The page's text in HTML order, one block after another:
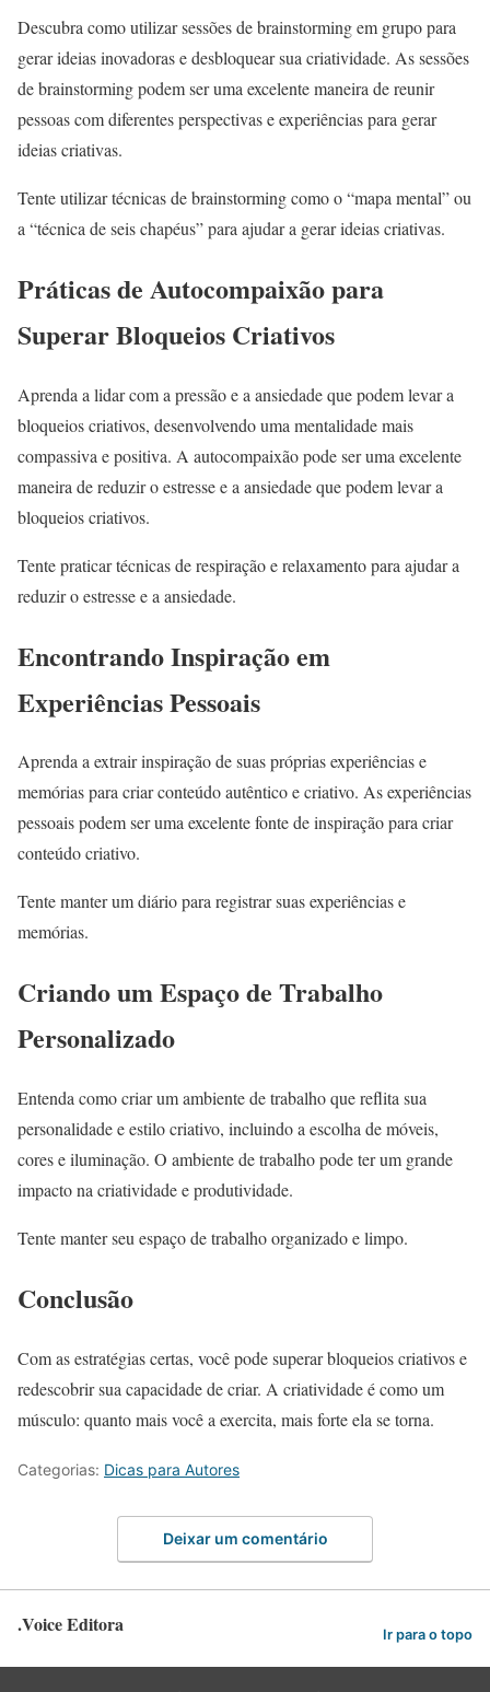
Descubra como utilizar sessões de brainstorming em grupo para
gerar ideias inovadoras e desbloquear sua criatividade. As sessões
de brainstorming podem ser uma excelente maneira de reunir
pessoas com diferentes perspectivas e experiências para gerar
ideias criativas.
Tente utilizar técnicas de brainstorming como o “mapa mental” ou
a “técnica de seis chapéus” para ajudar a gerar ideias criativas.
Práticas de Autocompaixão para
Superar Bloqueios Criativos
Aprenda a lidar com a pressão e a ansiedade que podem levar a
bloqueios criativos, desenvolvendo uma mentalidade mais
compassiva e positiva. A autocompaixão pode ser uma excelente
maneira de reduzir o estresse e a ansiedade que podem levar a
bloqueios criativos.
Tente praticar técnicas de respiração e relaxamento para ajudar a
reduzir o estresse e a ansiedade.
Encontrando Inspiração em
Experiências Pessoais
Aprenda a extrair inspiração de suas próprias experiências e
memórias para criar conteúdo autêntico e criativo. As experiências
pessoais podem ser uma excelente fonte de inspiração para criar
conteúdo criativo.
Tente manter um diário para registrar suas experiências e
memórias.
Criando um Espaço de Trabalho
Personalizado
Entenda como criar um ambiente de trabalho que reflita sua
personalidade e estilo criativo, incluindo a escolha de móveis,
cores e iluminação. O ambiente de trabalho pode ter um grande
impacto na criatividade e produtividade.
Tente manter seu espaço de trabalho organizado e limpo.
Conclusão
Com as estratégias certas, você pode superar bloqueios criativos e
redescobrir sua capacidade de criar. A criatividade é como um
músculo: quanto mais você a exercita, mais forte ela se torna.
Categorias: Dicas para Autores
Deixar um comentário
.Voice Editora Ir para o topo